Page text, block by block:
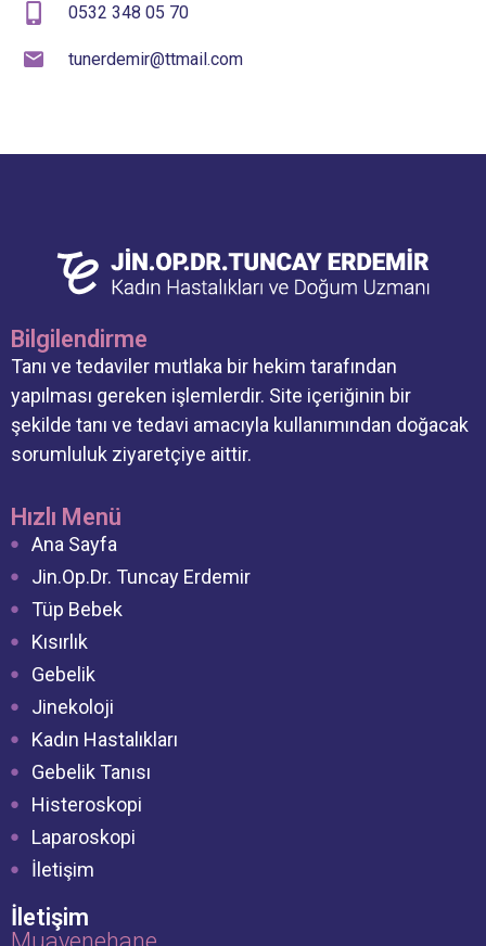
0532 348 05 70
tunerdemir@ttmail.com
Bilgilendirme
Tanı ve tedaviler mutlaka bir hekim tarafından
yapılması gereken işlemlerdir. Site içeriğinin bir
şekilde tanı ve tedavi amacıyla kullanımından doğacak
sorumluluk ziyaretçiye aittir.
Hızlı Menü
Ana Sayfa
Jin.Op.Dr. Tuncay Erdemir
Tüp Bebek
Kısırlık
Gebelik
Jinekoloji
Kadın Hastalıkları
Gebelik Tanısı
Histeroskopi
Laparoskopi
İletişim
İletişim